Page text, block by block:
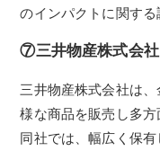
のインパクトに関する
⑦三井物産株式会社
三井物産株式会社は
様な商品を販売し多方
同社では、幅広く保